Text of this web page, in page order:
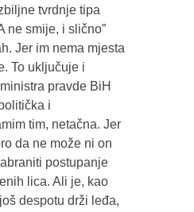
tvrdnje tipa
ne smije, i slično”
Jer im nema mjesta
To uključuje i
pravde BiH
i
tim, netačna. Jer
da ne može ni on
postupanje
lica. Ali je, kao
despotu drži leđa,